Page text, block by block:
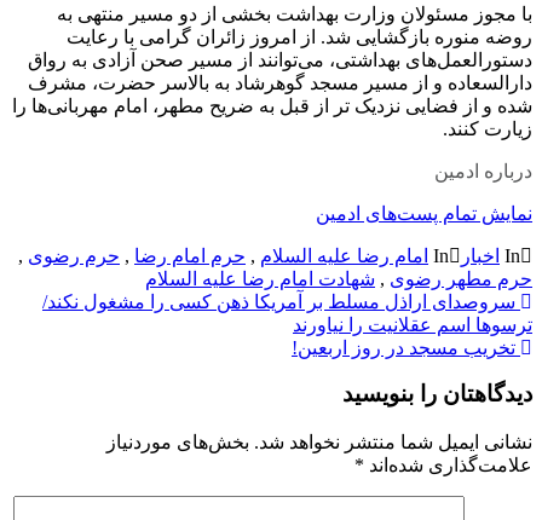
با مجوز مسئولان وزارت بهداشت بخشی از دو مسیر منتهی به
روضه منوره بازگشایی شد. از امروز زائران گرامی با رعایت
دستورالعمل‌های بهداشتی، می‌توانند از مسیر صحن آزادی به رواق
دارالسعاده و از مسیر مسجد گوهرشاد به بالاسر حضرت، مشرف
شده و از فضایی نزدیک تر از قبل به ضریح مطهر، امام مهربانی‌ها را
زیارت کنند.
درباره ادمین
نمایش تمام پست‌های ادمین
In اخبار In امام رضا علیه السلام , حرم امام رضا , حرم رضوی ,
حرم مطهر رضوی , شهادت امام رضا علیه السلام
راهبری
نوشته
سروصدای اراذل مسلط بر آمریکا ذهن کسی را مشغول نکند/
ترسوها اسم عقلانیت را نیاورند
تخریب مسجد در روز اربعین!
دیدگاهتان را بنویسید
نشانی ایمیل شما منتشر نخواهد شد. بخش‌های موردنیاز
علامت‌گذاری شده‌اند *